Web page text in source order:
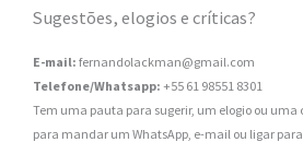
Sugestões, elogios e críticas?
E-mail: fernandolackman@gmail.com
Telefone/Whatsapp: +55 61 98551 8301
Tem uma pauta para sugerir, um elogio ou
para mandar um WhatsApp, e-mail ou ligar